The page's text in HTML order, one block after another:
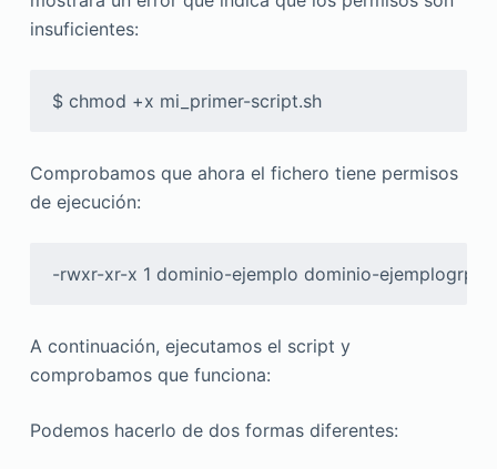
insuficientes:
$ chmod +x mi_primer-script.sh
Comprobamos que ahora el fichero tiene permisos
de ejecución:
-rwxr-xr-x 1 dominio-ejemplo dominio-ejemplogrp
A continuación, ejecutamos el script y
comprobamos que funciona:
Podemos hacerlo de dos formas diferentes: